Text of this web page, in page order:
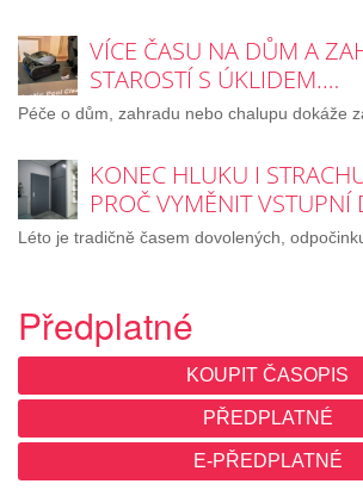
VÍCE ČASU NA DŮM A
STAROSTÍ S ÚKLIDEM.…
Péče o dům, zahradu nebo chalupu dokáže
KONEC HLUKU I
PROČ VYMĚNIT VSTUPNÍ
Léto je tradičně časem dovolených,
Předplatné
KOUPIT ČASOPIS
PŘEDPLATNÉ
E-PŘEDPLATNÉ